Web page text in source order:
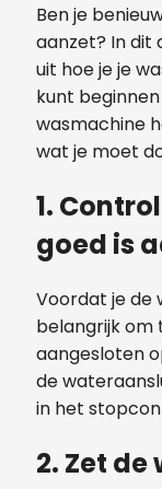
Ben je
aanzet? In dit
uit hoe je je
kunt
wasmachine
wat je moet
1.
goed is
Voordat je de
belangrijk om
aangesloten
de
in het
2. Zet